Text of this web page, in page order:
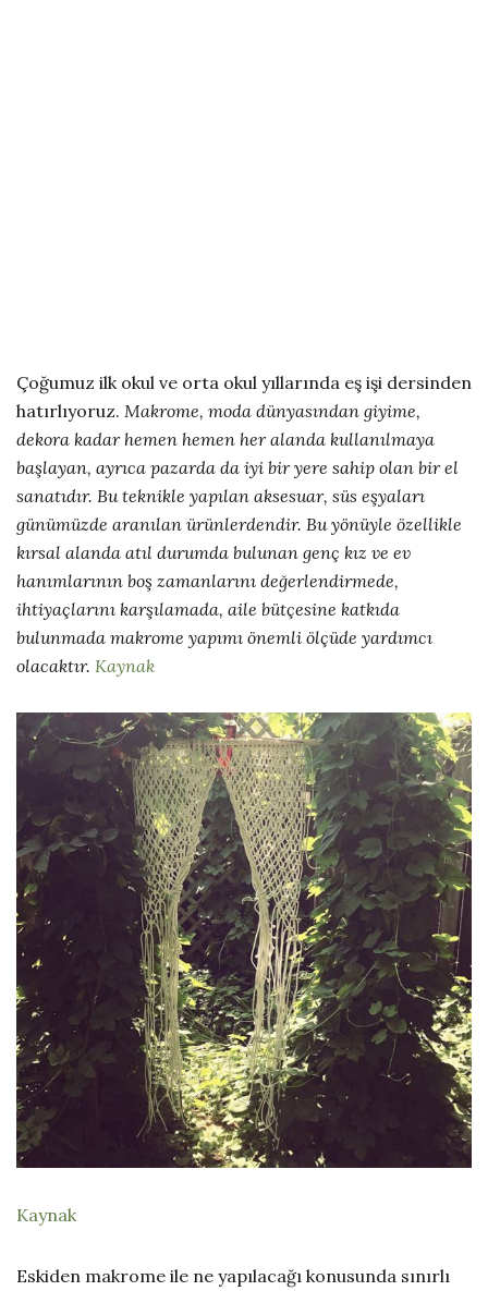
Çoğumuz ilk okul ve orta okul yıllarında eş işi dersinden
hatırlıyoruz. Makrome, moda dünyasından giyime,
dekora kadar hemen hemen her alanda kullanılmaya
başlayan, ayrıca pazarda da iyi bir yere sahip olan bir el
sanatıdır. Bu teknikle yapılan aksesuar, süs eşyaları
günümüzde aranılan ürünlerdendir. Bu yönüyle özellikle
kırsal alanda atıl durumda bulunan genç kız ve ev
hanımlarının boş zamanlarını değerlendirmede,
ihtiyaçlarını karşılamada, aile bütçesine katkıda
bulunmada makrome yapımı önemli ölçüde yardımcı
olacaktır. Kaynak
Kaynak
Eskiden makrome ile ne yapılacağı konusunda sınırlı